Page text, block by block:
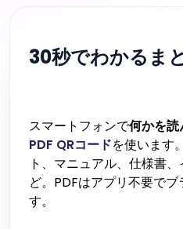
30秒でわかるま
スマートフォンで何かを
PDF QRコードを使います
ト、マニュアル、仕様書
ど。PDFはアプリ不要で
す。